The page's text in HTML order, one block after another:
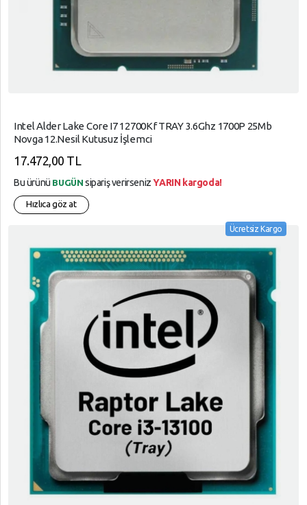
Intel Alder Lake Core I7 12700Kf TRAY 3.6Ghz 1700P 25Mb
Novga 12.Nesil Kutusuz İşlemci
17.472,00 TL
Bu ürünü BUGÜN sipariş verirsenizYARIN kargoda!
Hızlıca göz at
Ücretsiz Kargo